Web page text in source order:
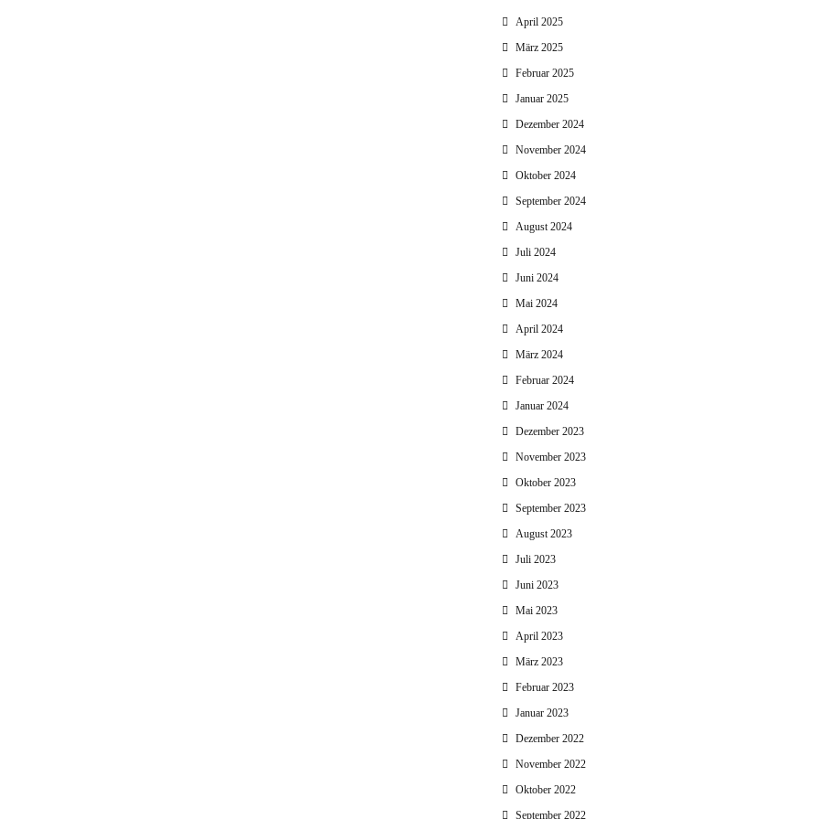
April 2025
März 2025
Februar 2025
Januar 2025
Dezember 2024
November 2024
Oktober 2024
September 2024
August 2024
Juli 2024
Juni 2024
Mai 2024
April 2024
März 2024
Februar 2024
Januar 2024
Dezember 2023
November 2023
Oktober 2023
September 2023
August 2023
Juli 2023
Juni 2023
Mai 2023
April 2023
März 2023
Februar 2023
Januar 2023
Dezember 2022
November 2022
Oktober 2022
September 2022